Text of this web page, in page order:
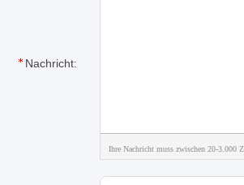
Nachricht:
Ihre Nachricht muss zwischen 20-3.000